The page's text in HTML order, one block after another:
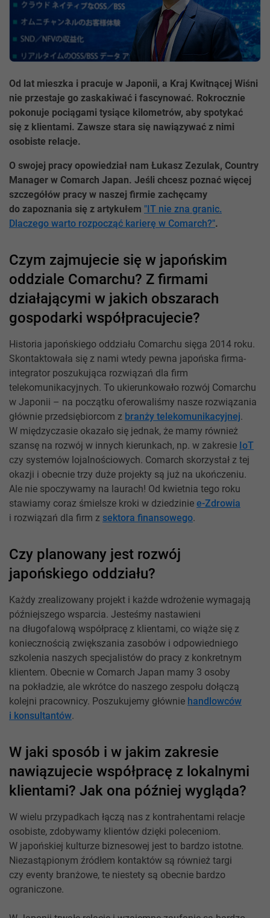
Od lat mieszka i pracuje w Japonii, a Kraj Kwitnącej Wiśni
nie przestaje go zaskakiwać i fascynować. Rokrocznie
pokonuje pociągami tysiące kilometrów, aby spotykać
się z klientami. Zawsze stara się nawiązywać z nimi
osobiste relacje.
O swojej pracy opowiedział nam Łukasz Zezulak, Country
Manager w Comarch Japan. Jeśli chcesz poznać więcej
szczegółów pracy w naszej firmie zachęcamy
do zapoznania się z artykułem "IT nie zna granic.
Dlaczego warto rozpocząć karierę w Comarch?".
Czym zajmujecie się w japońskim
oddziale Comarchu? Z firmami
działającymi w jakich obszarach
gospodarki współpracujecie?
Historia japońskiego oddziału Comarchu sięga 2014 roku.
Skontaktowała się z nami wtedy pewna japońska firma-
integrator poszukująca rozwiązań dla firm
telekomunikacyjnych. To ukierunkowało rozwój Comarchu
w Japonii – na początku oferowaliśmy nasze rozwiązania
głównie przedsiębiorcom z branży telekomunikacyjnej.
W międzyczasie okazało się jednak, że mamy również
szansę na rozwój w innych kierunkach, np. w zakresie IoT
czy systemów lojalnościowych. Comarch skorzystał z tej
okazji i obecnie trzy duże projekty są już na ukończeniu.
Ale nie spoczywamy na laurach! Od kwietnia tego roku
stawiamy coraz śmielsze kroki w dziedzinie e-Zdrowia
i rozwiązań dla firm z sektora finansowego.
Czy planowany jest rozwój
japońskiego oddziału?
Każdy zrealizowany projekt i każde wdrożenie wymagają
późniejszego wsparcia. Jesteśmy nastawieni
na długofalową współpracę z klientami, co wiąże się z
koniecznością zwiększania zasobów i odpowiedniego
szkolenia naszych specjalistów do pracy z konkretnym
klientem. Obecnie w Comarch Japan mamy 3 osoby
na pokładzie, ale wkrótce do naszego zespołu dołączą
kolejni pracownicy. Poszukujemy głównie handlowców
i konsultantów.
W jaki sposób i w jakim zakresie
nawiązujecie współpracę z lokalnymi
klientami? Jak ona później wygląda?
W wielu przypadkach łączą nas z kontrahentami relacje
osobiste, zdobywamy klientów dzięki poleceniom.
W japońskiej kulturze biznesowej jest to bardzo istotne.
Niezastąpionym źródłem kontaktów są również targi
czy eventy branżowe, te niestety są obecnie bardzo
ograniczone.